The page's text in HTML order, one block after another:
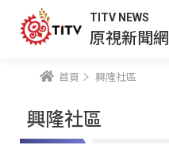
TITV NEWS
原視新聞網
首頁 興隆社區
興隆社區